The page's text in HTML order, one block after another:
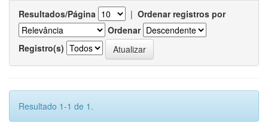
Resultados/Página | Ordenar registros por
Ordenar
Registro(s)
Resultado 1-1 de 1.